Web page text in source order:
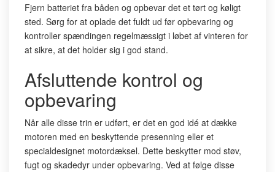
Fjern batteriet fra båden og opbevar det et tørt og køligt
sted. Sørg for at oplade det fuldt ud før opbevaring og
kontroller spændingen regelmæssigt i løbet af vinteren for
at sikre, at det holder sig i god stand.
Afsluttende kontrol og
opbevaring
Når alle disse trin er udført, er det en god idé at dække
motoren med en beskyttende presenning eller et
specialdesignet motordæksel. Dette beskytter mod støv,
fugt og skadedyr under opbevaring. Ved at følge disse